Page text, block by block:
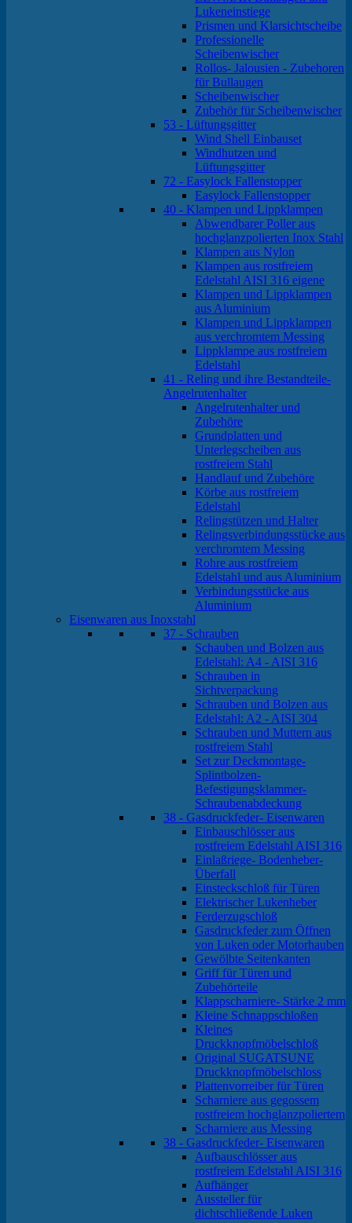
Lukeneinstiege
Prismen und Klarsichtscheibe
Professionelle
Scheibenwischer
Rollos- Jalousien - Zubehoren
für Bullaugen
Scheibenwischer
Zubehör für Scheibenwischer
53 - Lüftungsgitter
Wind Shell Einbauset
Windhutzen und
Lüftungsgitter
72 - Easylock Fallenstopper
Easylock Fallenstopper
40 - Klampen und Lippklampen
Abwendbarer Poller aus
hochglanzpolierten Inox Stahl
Klampen aus Nylon
Klampen aus rostfreiem
Edelstahl AISI 316 eigene
Klampen und Lippklampen
aus Aluminium
Klampen und Lippklampen
aus verchromtem Messing
Lippklampe aus rostfreiem
Edelstahl
41 - Reling und ihre Bestandteile-
Angelrutenhalter
Angelrutenhalter und
Zubehöre
Grundplatten und
Unterlegscheiben aus
rostfreiem Stahl
Handlauf und Zubehöre
Körbe aus rostfreiem
Edelstahl
Relingstützen und Halter
Relingsverbindungsstücke aus
verchromtem Messing
Rohre aus rostfreiem
Edelstahl und aus Aluminium
Verbindungsstücke aus
Aluminium
Eisenwaren aus Inoxstahl
37 - Schrauben
Schauben und Bolzen aus
Edelstahl: A4 - AISI 316
Schrauben in
Sichtverpackung
Schrauben und Bolzen aus
Edelstahl: A2 - AISI 304
Schrauben und Muttern aus
rostfreiem Stahl
Set zur Deckmontage-
Splintbolzen-
Befestigungsklammer-
Schraubenabdeckung
38 - Gasdruckfeder- Eisenwaren
Einbauschlösser aus
rostfreiem Edelstahl AISI 316
Einlaßriege- Bodenheber-
Überfall
Einsteckschloß für Türen
Elektrischer Lukenheber
Ferderzugschloß
Gasdruckfeder zum Öffnen
von Luken oder Motorhauben
Gewölbte Seitenkanten
Griff für Türen und
Zubehörteile
Klappscharniere- Stärke 2 mm
Kleine Schnappschloßen
Kleines
Druckknopfmöbelschloß
Original SUGATSUNE
Druckknopfmöbelschloss
Plattenvorreiber für Türen
Scharniere aus gegossem
rostfreiem hochglanzpoliertem
Scharniere aus Messing
38 - Gasdruckfeder- Eisenwaren
Aufbauschlösser aus
rostfreiem Edelstahl AISI 316
Aufhänger
Aussteller für
dichtschließende Luken